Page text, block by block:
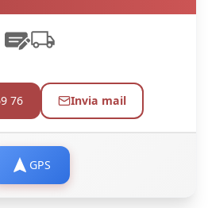
76 Invia mail
GPS